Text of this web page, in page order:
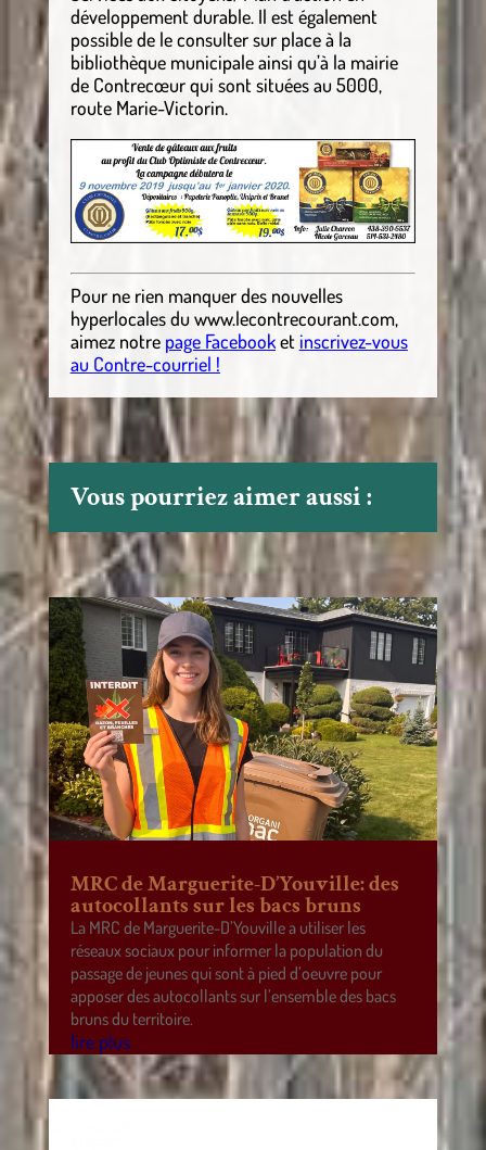
développement durable. Il est également
possible de le consulter sur place à la
bibliothèque municipale ainsi qu’à la mairie
de Contrecœur qui sont situées au 5000,
route Marie-Victorin.
Pour ne rien manquer des nouvelles
hyperlocalesdu www.lecontrecourant.com,
aimez notre page Facebooket inscrivez-vous
au Contre-courriel !
Vous pourriez aimer aussi :
MRC de Marguerite-D’Youville: des
autocollants sur les bacs bruns
La MRC de Marguerite-D’Youville a utiliser les
réseaux sociaux pour informer la population du
passage de jeunes qui sont à pied d’oeuvre pour
apposer des autocollants sur l’ensemble des bacs
bruns du territoire.
lire plus